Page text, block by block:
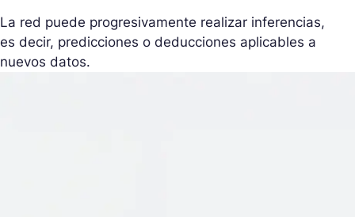
La red puede progresivamente realizar inferencias,
es decir, predicciones o deducciones aplicables a
nuevos datos.